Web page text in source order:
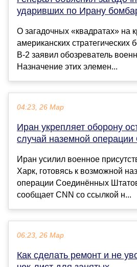
ударивших по Ирану
О загадочных «квадратах» на
американских
B-2 заявил обозреватель
Назначение этих элемен...
04:23, 26 Мар
Иран укрепляет оборону
случай наземной
Иран усилил военное
Харк, готовясь к возможной
операции Соединённых
сообщает CNN со ссылкой н...
06:23, 26 Мар
Как сделать ремонт и не